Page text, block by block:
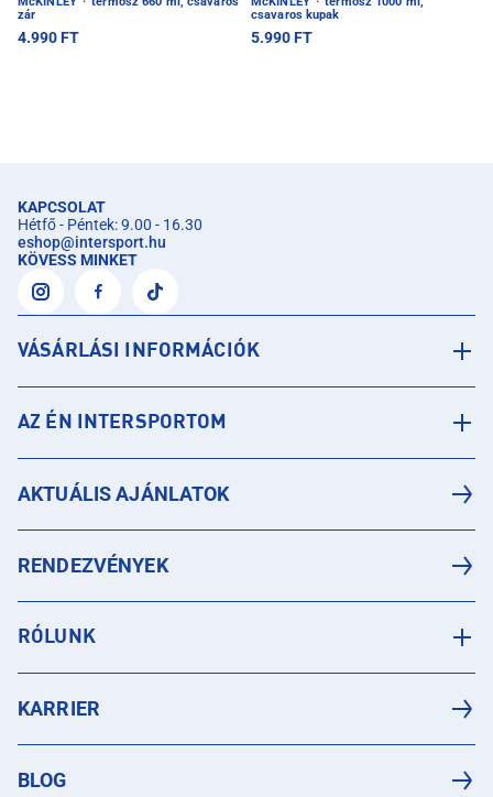
zár
4.990 FT
csavaros kupak
5.990 FT
KAPCSOLAT
Hétfő - Péntek: 9.00 - 16.30
eshop@intersport.hu
KÖVESS MINKET
VÁSÁRLÁSI INFORMÁCIÓK
AZ ÉN INTERSPORTOM
AKTUÁLIS AJÁNLATOK
RENDEZVÉNYEK
RÓLUNK
KARRIER
BLOG